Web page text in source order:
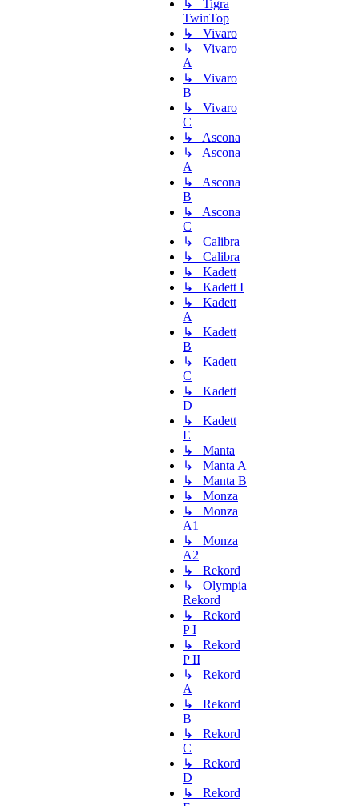
↳ Tigra
TwinTop
↳ Vivaro
↳ Vivaro
A
↳ Vivaro
B
↳ Vivaro
C
↳ Ascona
↳ Ascona
A
↳ Ascona
B
↳ Ascona
C
↳ Calibra
↳ Calibra
↳ Kadett
↳ Kadett I
↳ Kadett
A
↳ Kadett
B
↳ Kadett
C
↳ Kadett
D
↳ Kadett
E
↳ Manta
↳ Manta A
↳ Manta B
↳ Monza
↳ Monza
A1
↳ Monza
A2
↳ Rekord
↳ Olympia
Rekord
↳ Rekord
P I
↳ Rekord
P II
↳ Rekord
A
↳ Rekord
B
↳ Rekord
C
↳ Rekord
D
↳ Rekord